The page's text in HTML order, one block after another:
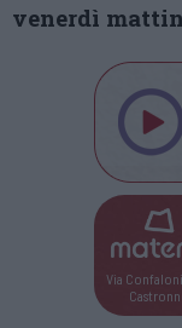
venerdì
Via